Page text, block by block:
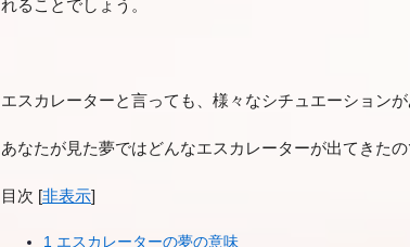
れることでしょう。
エスカレーターと言っても、様々なシチュエーションが
あなたが見た夢ではどんなエスカレーターが出てきたの
目次 [非表示]
1 エスカレーターの夢の意味